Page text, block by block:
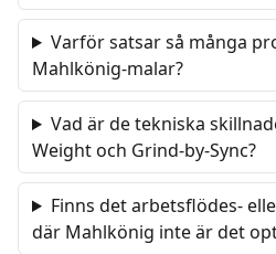
Varför satsar så många
Mahlkönig-malar?
Vad är de tekniska
Weight och Grind-by-Sync?
Finns det arbetsflödes-
där Mahlkönig inte är det